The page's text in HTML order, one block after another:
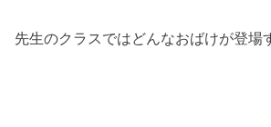
先生のクラスではどんなおばけが登